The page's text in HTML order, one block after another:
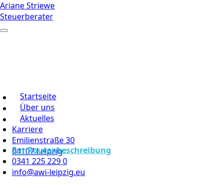
Ariane Striewe
Steuerberater
Startseite
Über uns
Aktuelles
Karriere
Emilienstraße 30
04107 Leipzig
Zur Routenbeschreibung
0341 225 229 0
info@awi-leipzig.eu